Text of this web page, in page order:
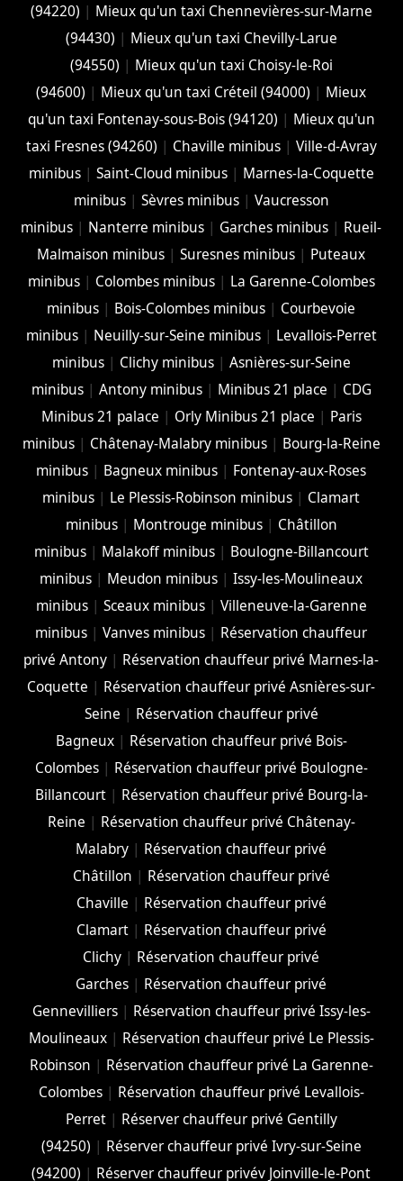
(94220) | Mieux qu'un taxi Chennevières-sur-Marne
(94430) | Mieux qu'un taxi Chevilly-Larue
(94550) | Mieux qu'un taxi Choisy-le-Roi
(94600) | Mieux qu'un taxi Créteil (94000) | Mieux
qu'un taxi Fontenay-sous-Bois (94120) | Mieux qu'un
taxi Fresnes (94260) | Chaville minibus| Ville-d-Avray
minibus| Saint-Cloud minibus| Marnes-la-Coquette
minibus| Sèvres minibus| Vaucresson
minibus | Nanterre minibus | Garches minibus | Rueil-
Malmaison minibus |Suresnes minibus | Puteaux
minibus| Colombes minibus| La Garenne-Colombes
minibus | Bois-Colombes minibus | Courbevoie
minibus| Neuilly-sur-Seine minibus| Levallois-Perret
minibus| Clichy minibus| Asnières-sur-Seine
minibus| Antony minibus| Minibus 21 place | CDG
Minibus 21 palace | Orly Minibus 21 place | Paris
minibus| Châtenay-Malabry minibus| Bourg-la-Reine
minibus | Bagneux minibus | Fontenay-aux-Roses
minibus | Le Plessis-Robinson minibus | Clamart
minibus| Montrouge minibus| Châtillon
minibus| Malakoff minibus| Boulogne-Billancourt
minibus | Meudon minibus |Issy-les-Moulineaux
minibus| Sceaux minibus| Villeneuve-la-Garenne
minibus |Vanves minibus | Réservation chauffeur
privé Antony | Réservation chauffeur privé Marnes-la-
Coquette | Réservation chauffeur privé Asnières-sur-
Seine | Réservation chauffeur privé
Bagneux| Réservation chauffeur privé Bois-
Colombes| Réservation chauffeur privé Boulogne-
Billancourt| Réservation chauffeur privé Bourg-la-
Reine | Réservation chauffeur privé Châtenay-
Malabry | Réservation chauffeur privé
Châtillon | Réservation chauffeur privé
Chaville | Réservation chauffeur privé
Clamart| Réservation chauffeur privé
Clichy | Réservation chauffeur privé
Garches | Réservation chauffeur privé
Gennevilliers| Réservation chauffeur privé Issy-les-
Moulineaux| Réservation chauffeur privé Le Plessis-
Robinson | Réservation chauffeur privé La Garenne-
Colombes| Réservation chauffeur privé Levallois-
Perret| Réserver chauffeur privé Gentilly
(94250) | Réserver chauffeur privé Ivry-sur-Seine
(94200) | Réserver chauffeur privév Joinville-le-Pont